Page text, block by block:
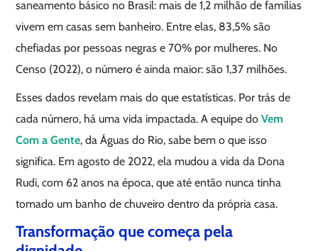
saneamento básico no Brasil: mais de 1,2 milhão de famílias
vivem em casas sem banheiro. Entre elas, 83,5% são
chefiadas por pessoas negras e 70% por mulheres. No
Censo (2022), o número é ainda maior: são 1,37 milhões.
Esses dados revelam mais do que estatísticas. Por trás de
cada número, há uma vida impactada. A equipe doVem
Com a Gente, da Águas do Rio, sabe bem o que isso
significa. Em agosto de 2022, ela mudou a vida da Dona
Rudi, com 62 anos na época, que até então nunca tinha
tomado um banho de chuveiro dentro da própria casa.
Transformação que começa pela